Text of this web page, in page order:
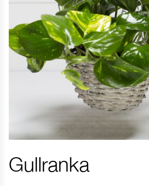
Gullranka